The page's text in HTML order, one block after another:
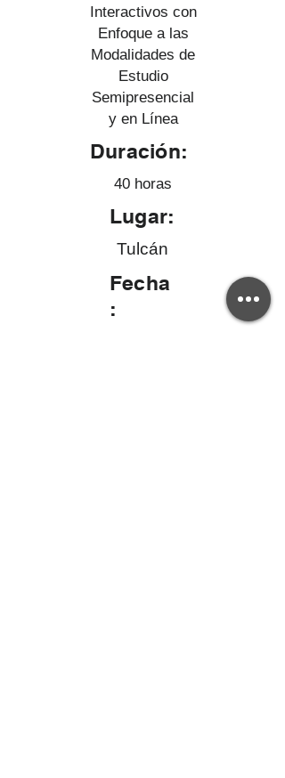
Interactivos con
Enfoque a las
Modalidades de
Estudio
Semipresencial
y en Línea
Duración:
40 horas
Lugar:
Tulcán
Fecha
: